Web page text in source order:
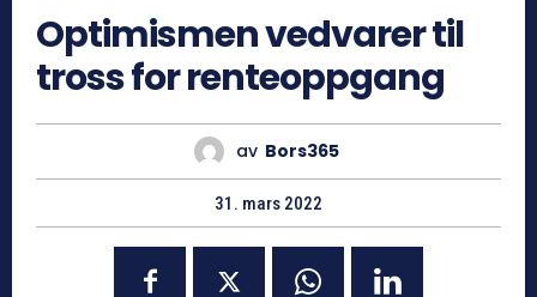
Optimismen vedvarer til
tross for renteoppgang
av Bors365
31. mars 2022